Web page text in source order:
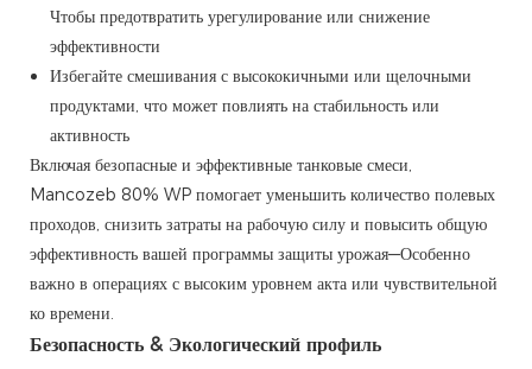
Чтобы предотвратить урегулирование или снижение
эффективности
Избегайте смешивания с высококичными или щелочными
продуктами, что может повлиять на стабильность или
активность
Включая безопасные и эффективные танковые смеси,
Mancozeb 80% WP помогает уменьшить количество полевых
проходов, снизить затраты на рабочую силу и повысить общую
эффективность вашей программы защиты урожая—Особенно
важно в операциях с высоким уровнем акта или чувствительной
ко времени.
Безопасность & Экологический профиль